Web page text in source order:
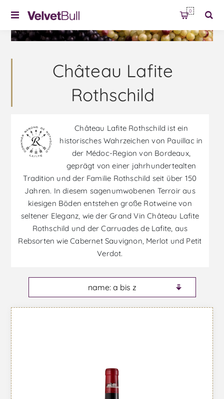
0
Château Lafite
Rothschild
Château Lafite Rothschild ist ein
historisches Wahrzeichen von Pauillac in
der Médoc-Region von Bordeaux,
geprägt von einer jahrhundertealten
Tradition und der Familie Rothschild seit über 150
Jahren. In diesem sagenumwobenen Terroir aus
kiesigen Böden entstehen große Rotweine von
seltener Eleganz, wie der Grand Vin Château Lafite
Rothschild und der Carruades de Lafite, aus
Rebsorten wie Cabernet Sauvignon, Merlot und Petit
Verdot.